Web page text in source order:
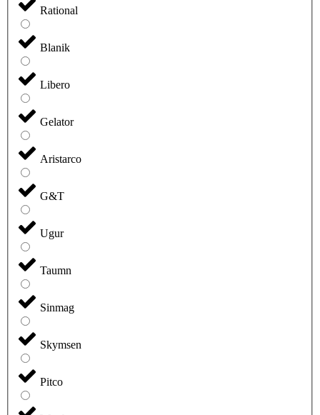
Rational
Blanik
Libero
Gelator
Aristarco
G&T
Ugur
Taumn
Sinmag
Skymsen
Pitco